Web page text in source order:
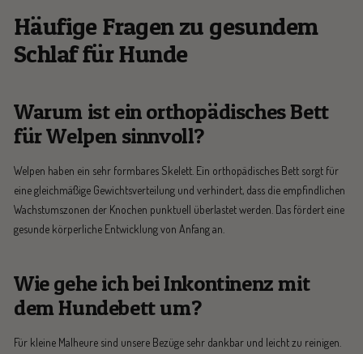
Häufige Fragen zu gesundem
Schlaf für Hunde
Warum ist ein orthopädisches Bett
für Welpen sinnvoll?
Welpen haben ein sehr formbares Skelett. Ein orthopädisches Bett sorgt für
eine gleichmäßige Gewichtsverteilung und verhindert, dass die empfindlichen
Wachstumszonen der Knochen punktuell überlastet werden. Das fördert eine
gesunde körperliche Entwicklung von Anfang an.
Wie gehe ich bei Inkontinenz mit
dem Hundebett um?
Für kleine Malheure sind unsere Bezüge sehr dankbar und leicht zu reinigen.